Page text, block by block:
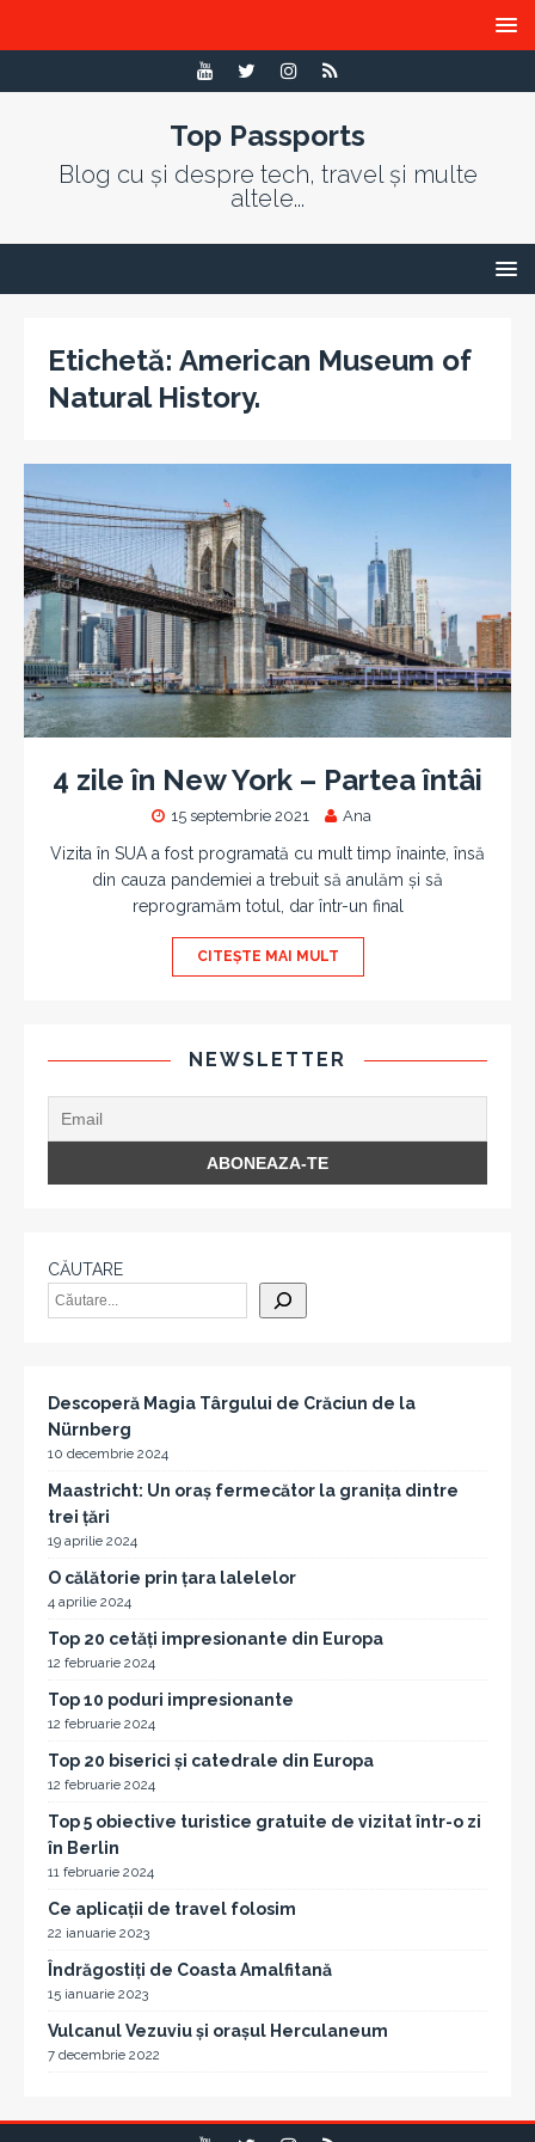
Top Passports
Blog cu și despre tech, travel și multe
altele...
Etichetă: American Museum of
Natural History.
4 zile în New York – Partea întâi
15 septembrie 2021 Ana
Vizita în SUA a fost programată cu mult timp înainte, însă
din cauza pandemiei a trebuit să anulăm și să
reprogramăm totul, dar într-un final
CITEȘTE MAI MULT
NEWSLETTER
CĂUTARE
Descoperă Magia Târgului de Crăciun de la
Nürnberg
10 decembrie 2024
Maastricht: Un oraș fermecător la granița dintre
trei țări
19 aprilie 2024
O călătorie prin țara lalelelor
4 aprilie 2024
Top 20 cetăți impresionante din Europa
12 februarie 2024
Top 10 poduri impresionante
12 februarie 2024
Top 20 biserici și catedrale din Europa
12 februarie 2024
Top 5 obiective turistice gratuite de vizitat într-o zi
în Berlin
11 februarie 2024
Ce aplicații de travel folosim
22 ianuarie 2023
Îndrăgostiți de Coasta Amalfitană
15 ianuarie 2023
Vulcanul Vezuviu și orașul Herculaneum
7 decembrie 2022